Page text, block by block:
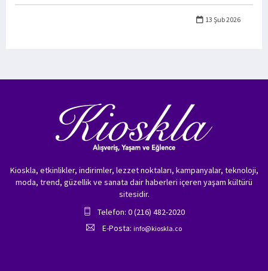
13 Şub 2026
Kioskla, etkinlikler, indirimler, lezzet noktaları, kampanyalar, teknoloji,
moda, trend, güzellik ve sanata dair haberleri içeren yaşam kültürü
sitesidir.
Telefon: 0 (216) 482-2020
E-Posta: info@kioskla.co